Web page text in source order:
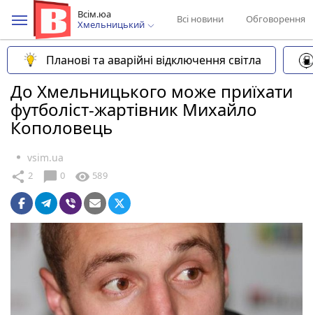
Всім.юа
Хмельницький
Всі новини Обговорення
Планові та аварійні відключення світла
До Хмельницького може приїхати
футболіст-жартівник Михайло
Кополовець
vsim.ua
share 2 chat_bubble 0 visibility 589